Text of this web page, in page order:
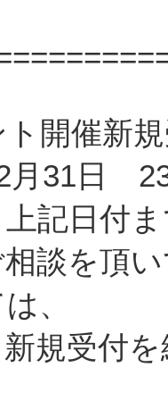
ト開催新
31日
記日付ま
を頂い
、
受付を